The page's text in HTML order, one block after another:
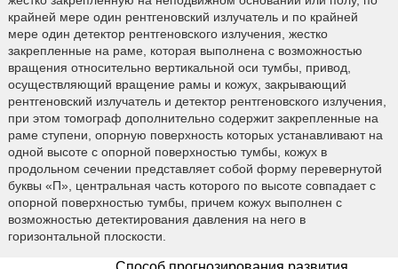
крайней мере один рентгеновский излучатель и по крайней
мере один детектор рентгеновского излучения, жестко
закрепленные на раме, которая выполнена с возможностью
вращения относительно вертикальной оси тумбы, привод,
осуществляющий вращение рамы и кожух, закрывающий
рентгеновский излучатель и детектор рентгеновского излучения,
при этом томограф дополнительно содержит закрепленные на
раме ступени, опорную поверхность которых устанавливают на
одной высоте с опорной поверхностью тумбы, кожух в
продольном сечении представляет собой форму перевернутой
буквы «П», центральная часть которого по высоте совпадает с
опорной поверхностью тумбы, причем кожух выполнен с
возможностью детектирования давления на него в
горизонтальной плоскости.